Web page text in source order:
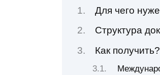
Для чего
Структура
Как получить?